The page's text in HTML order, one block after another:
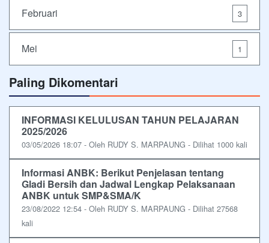
Februari 3
Mei 1
Paling Dikomentari
INFORMASI KELULUSAN TAHUN PELAJARAN
2025/2026
03/05/2026 18:07 - Oleh RUDY S. MARPAUNG - Dilihat 1000 kali
Informasi ANBK: Berikut Penjelasan tentang
Gladi Bersih dan Jadwal Lengkap Pelaksanaan
ANBK untuk SMP&SMA/K
23/08/2022 12:54 - Oleh RUDY S. MARPAUNG - Dilihat 27568
kali